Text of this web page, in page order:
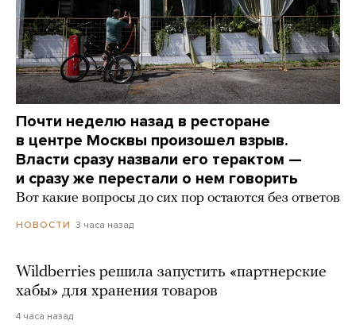
Почти неделю назад в ресторане
в центре Москвы произошел взрыв.
Власти сразу назвали его терактом —
и сразу же перестали о нем говорить
Вот какие вопросы до сих пор остаются без ответов
НОВОСТИ 3 часа назад
Wildberries решила запустить «партнерские
хабы» для хранения товаров
4 часа назад